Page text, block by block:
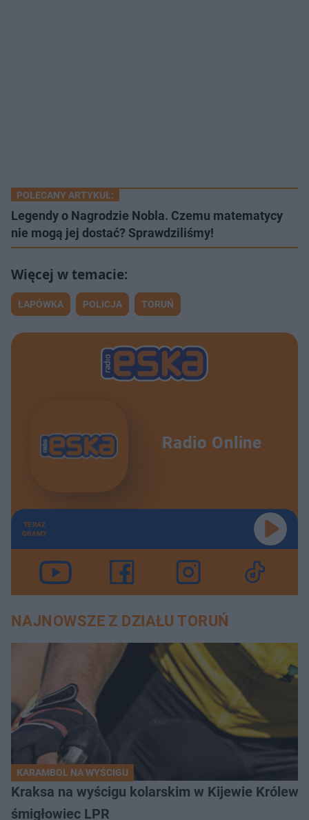
POLECANY ARTYKUŁ:
Legendy o Nagrodzie Nobla. Czemu matematycy
nie mogą jej dostać? Sprawdziliśmy!
ŁAPÓWKA POLICJA TORUŃ
Radio Online
TERAZ
GRAMY
NAJNOWSZE Z DZIAŁU TORUŃ
KARAMBOL NA WYŚCIGU
Kraksa na wyścigu kolarskim w Kijewie
śmigłowiec LPR